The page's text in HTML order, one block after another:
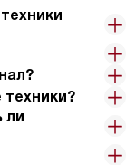
ли